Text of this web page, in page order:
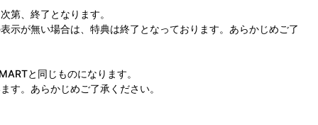
、終了となります。
が無い場合は、特典は終了となっております。あらかじめご了
と同じものになります。
。あらかじめご了承ください。